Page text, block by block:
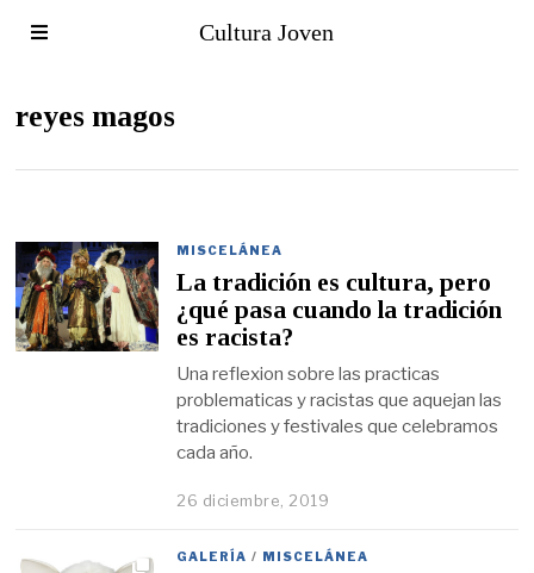
Cultura Joven
reyes magos
MISCELÁNEA
La tradición es cultura, pero
¿qué pasa cuando la tradición
es racista?
Una reflexion sobre las practicas
problematicas y racistas que aquejan las
tradiciones y festivales que celebramos
cada año.
26 diciembre, 2019
GALERÍA / MISCELÁNEA